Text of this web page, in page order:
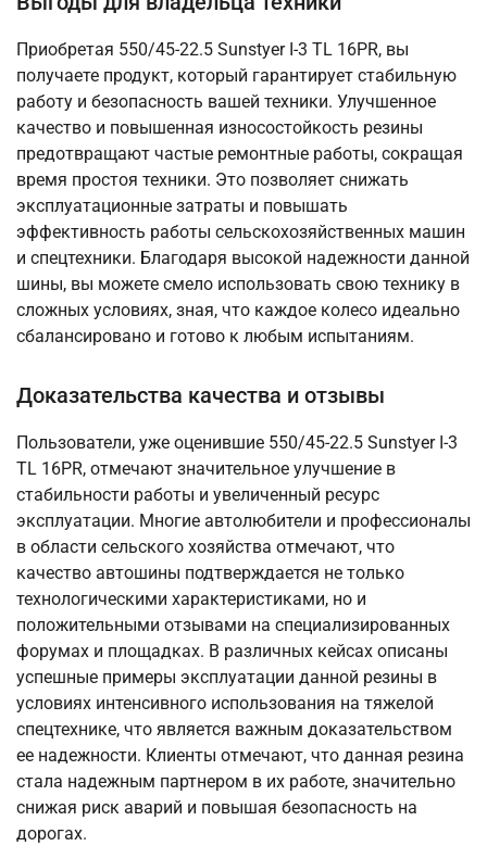
Приобретая 550/45-22.5 Sunstyer I-3 TL 16PR, вы
получаете продукт, который гарантирует стабильную
работу и безопасность вашей техники. Улучшенное
качество и повышенная износостойкость резины
предотвращают частые ремонтные работы, сокращая
время простоя техники. Это позволяет снижать
эксплуатационные затраты и повышать
эффективность работы сельскохозяйственных машин
и спецтехники. Благодаря высокой надежности данной
шины, вы можете смело использовать свою технику в
сложных условиях, зная, что каждое колесо идеально
сбалансировано и готово к любым испытаниям.
Доказательства качества и отзывы
Пользователи, уже оценившие 550/45-22.5 Sunstyer I-3
TL 16PR, отмечают значительное улучшение в
стабильности работы и увеличенный ресурс
эксплуатации. Многие автолюбители и профессионалы
в области сельского хозяйства отмечают, что
качество автошины подтверждается не только
технологическими характеристиками, но и
положительными отзывами на специализированных
форумах и площадках. В различных кейсах описаны
успешные примеры эксплуатации данной резины в
условиях интенсивного использования на тяжелой
спецтехнике, что является важным доказательством
ее надежности. Клиенты отмечают, что данная резина
стала надежным партнером в их работе, значительно
снижая риск аварий и повышая безопасность на
дорогах.